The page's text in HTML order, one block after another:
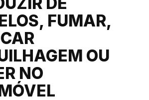
FUMAR,
OU
NO